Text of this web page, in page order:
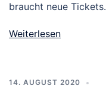
braucht neue
Weiterlesen
14. AUGUST 2020